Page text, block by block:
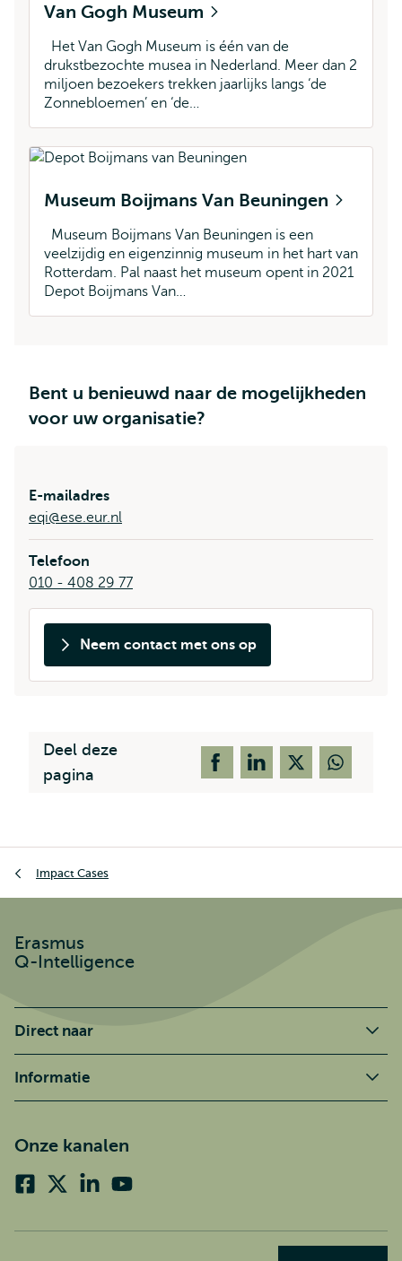
Van Gogh Museum
Het Van Gogh Museum is één van de
drukstbezochte musea in Nederland. Meer dan 2
miljoen bezoekers trekken jaarlijks langs ‘de
Zonnebloemen’ en ‘de…
Museum Boijmans Van Beuningen
Museum Boijmans Van Beuningen is een
veelzijdig en eigenzinnig museum in het hart van
Rotterdam. Pal naast het museum opent in 2021
Depot Boijmans Van…
Bent u benieuwd naar de mogelijkheden
voor uw organisatie?
E-mailadres
eqi@ese.eur.nl
Telefoon
010 - 408 29 77
Neem contact met ons op
Deel deze
pagina
Impact Cases
Erasmus
Q-Intelligence
Direct naar
Informatie
Onze kanalen
Facebook
twitter)
Linkedin